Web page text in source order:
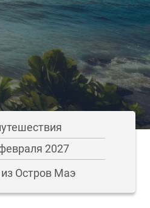
2027
из Остров Маэ